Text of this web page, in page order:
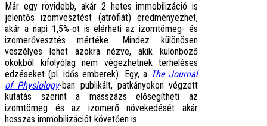
Már egy rövidebb, akár 2 hetes immobilizáció is
jelentős izomvesztést (atrófiát) eredményezhet,
akár a napi 1,5%-ot is elérheti az izomtömeg- és
izomerővesztés mértéke. Mindez különösen
veszélyes lehet azokra nézve, akik különböző
okokból kifolyólag nem végezhetnek terheléses
edzéseket (pl. idős emberek). Egy, a The Journal
of Physiology-ban publikált, patkányokon végzett
kutatás szerint a masszázs elősegítheti az
izomtömeg és az izomerő növekedését akár
hosszas immobilizációt követően is.